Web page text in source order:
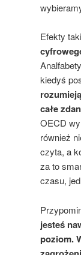
Efekty
kiedyś
całe
OECD
również
czyta, a
za to
czasu,
jesteś
poziom.